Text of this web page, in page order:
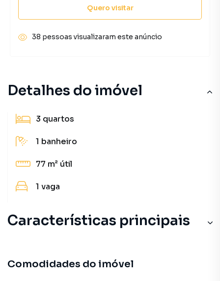
Detalhes do imóvel
3 quartos
1 banheiro
77 m² útil
1 vaga
Características principais
Comodidades do imóvel
Quero visitar
38 pessoas visualizaram este anúncio